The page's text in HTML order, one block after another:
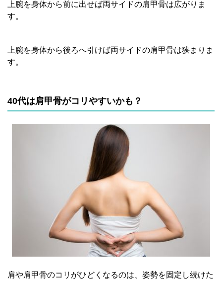
上腕を身体から前に出せば両サイドの肩甲骨は広がりま
す。
上腕を身体から後ろへ引けば両サイドの肩甲骨は狭まりま
す。
40代は肩甲骨がコリやすいかも？
肩や肩甲骨のコリがひどくなるのは、姿勢を固定し続けた